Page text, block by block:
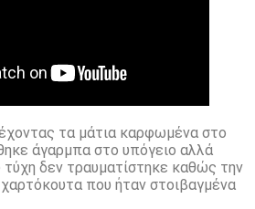
έχοντας τα μάτια καρφωμένα στο
άγαρμπα στο υπόγειο αλλά
δεν τραυματίστηκε καθώς την
που ήταν στοιβαγμένα